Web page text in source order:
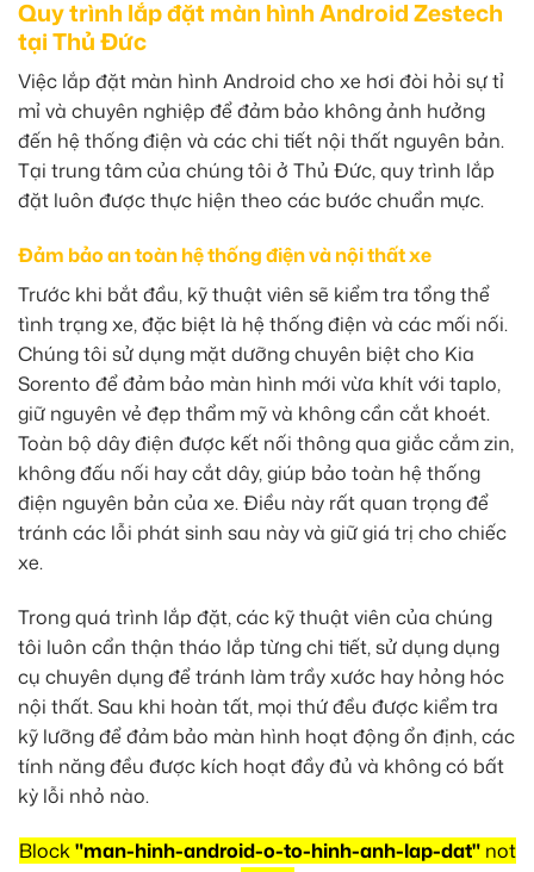
Quy trình lắp đặt màn hình Android Zestech
tại Thủ Đức
Việc lắp đặt màn hình Android cho xe hơi đòi hỏi sự tỉ
mỉ và chuyên nghiệp để đảm bảo không ảnh hưởng
đến hệ thống điện và các chi tiết nội thất nguyên bản.
Tại trung tâm của chúng tôi ở Thủ Đức, quy trình lắp
đặt luôn được thực hiện theo các bước chuẩn mực.
Đảm bảo an toàn hệ thống điện và nội thất xe
Trước khi bắt đầu, kỹ thuật viên sẽ kiểm tra tổng thể
tình trạng xe, đặc biệt là hệ thống điện và các mối nối.
Chúng tôi sử dụng mặt dưỡng chuyên biệt cho Kia
Sorento để đảm bảo màn hình mới vừa khít với taplo,
giữ nguyên vẻ đẹp thẩm mỹ và không cần cắt khoét.
Toàn bộ dây điện được kết nối thông qua giắc cắm zin,
không đấu nối hay cắt dây, giúp bảo toàn hệ thống
điện nguyên bản của xe. Điều này rất quan trọng để
tránh các lỗi phát sinh sau này và giữ giá trị cho chiếc
xe.
Trong quá trình lắp đặt, các kỹ thuật viên của chúng
tôi luôn cẩn thận tháo lắp từng chi tiết, sử dụng dụng
cụ chuyên dụng để tránh làm trầy xước hay hỏng hóc
nội thất. Sau khi hoàn tất, mọi thứ đều được kiểm tra
kỹ lưỡng để đảm bảo màn hình hoạt động ổn định, các
tính năng đều được kích hoạt đầy đủ và không có bất
kỳ lỗi nhỏ nào.
Block"man-hinh-android-o-to-hinh-anh-lap-dat"not